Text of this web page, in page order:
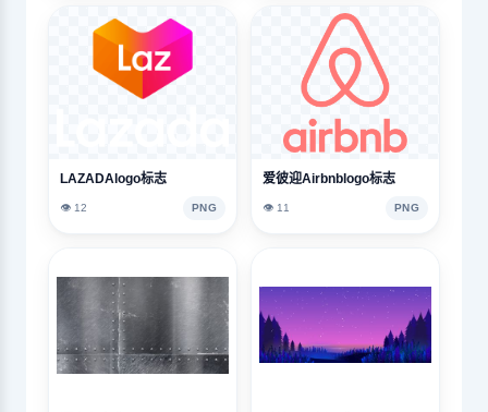
LAZADAlogo标志
👁️ 12 PNG
爱彼迎Airbnblogo标志
👁️ 11 PNG